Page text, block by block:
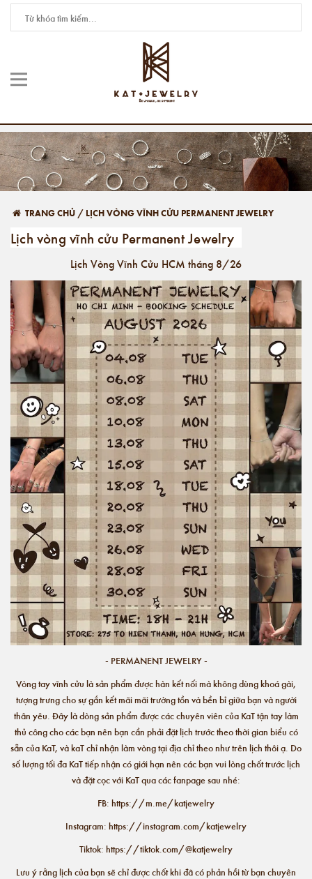
TRANG CHỦ / LỊCH VÒNG VĨNH CỬU PERMANENT JEWELRY
Lịch vòng vĩnh cửu Permanent Jewelry
Lịch Vòng Vĩnh Cửu HCM tháng 8/26
- PERMANENT JEWELRY -
Vòng tay vĩnh cửu là sản phẩm được hàn kết nối mà không dùng khoá gài,
tượng trưng cho sự gắn kết mãi mãi trường tồn và bền bỉ giữa bạn và người
thân yêu. Đây là dòng sản phẩm được các chuyên viên của KaT tận tay làm
thủ công cho các bạn nên bạn cần phải đặt lịch trước theo thời gian biểu có
sẵn của KaT, và kaT chỉ nhận làm vòng tại địa chỉ theo như trên lịch thôi ạ. Do
số lượng tối đa KaT tiếp nhận có giới hạn nên các bạn vui lòng chốt trước lịch
và đặt cọc với KaT qua các fanpage sau nhé:
FB: https://m.me/katjewelry
Instagram: https://instagram.com/katjewelry
Tiktok: https://tiktok.com/@katjewelry
Lưu ý rằng lịch của bạn sẽ chỉ được chốt khi đã có phản hồi từ bạn chuyên